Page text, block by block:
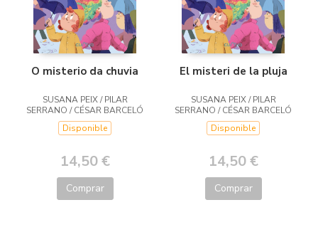
O misterio da chuvia
SUSANA PEIX / PILAR
SERRANO / CÉSAR BARCELÓ
Disponible
14,50 €
Comprar
El misteri de la pluja
SUSANA PEIX / PILAR
SERRANO / CÉSAR BARCELÓ
Disponible
14,50 €
Comprar